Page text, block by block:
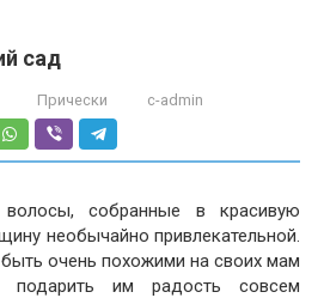
сад
Прически c-admin
собранные в красивую
необычайно привлекательной.
очень похожими на своих мам
им радость совсем